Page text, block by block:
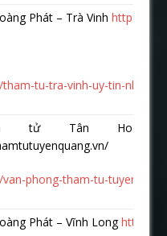
Phát – Trà Vinhhttps://
tu-tra-vinh-uy-tin-nhat-
tử Tân Hoàng
phong-tham-tu-tuyen-
Phát – Vĩnh Longhttps://